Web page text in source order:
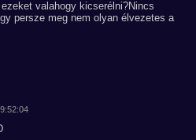
valahogy kicserélni?Nincs
persze meg nem olyan élvezetes a